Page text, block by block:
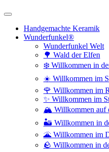
Handgemachte Keramik
Wunderfunkel®
Wunderfunkel Welt
🌳 Wald der Elfen
❄️ Willkommen in
☀️ Willkommen im
🌹 Willkommen im
✨ Willkommen im
🏔️ Willkommen auf
🏜️ Willkommen in
🌋 Willkommen im
🪨 Willkommen in